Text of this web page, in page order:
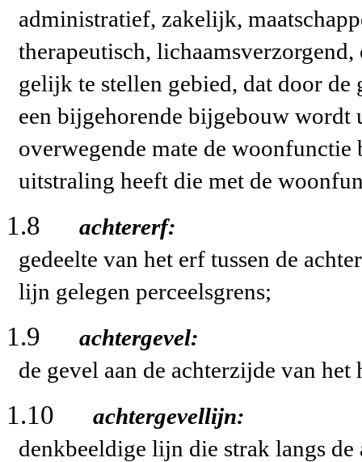
administratief, zakelijk,
therapeutisch,
gelijk te stellen gebied, dat door
een bijgehorende bijgebouw
overwegende mate de
uitstraling heeft die met de
1.8
achtererf:
gedeelte van het erf tussen de
lijn gelegen perceelsgrens;
1.9
achtergevel:
de gevel aan de achterzijde van
1.10
achtergevellijn:
denkbeeldige lijn die strak langs